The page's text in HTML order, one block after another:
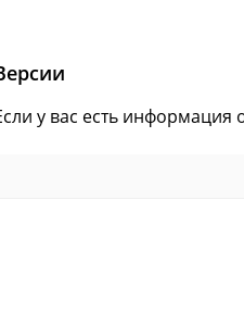
у вас есть